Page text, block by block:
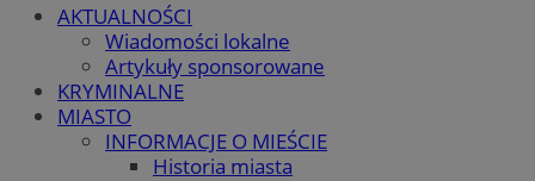
AKTUALNOŚCI
Wiadomości lokalne
Artykuły sponsorowane
KRYMINALNE
MIASTO
INFORMACJE O MIEŚCIE
Historia miasta